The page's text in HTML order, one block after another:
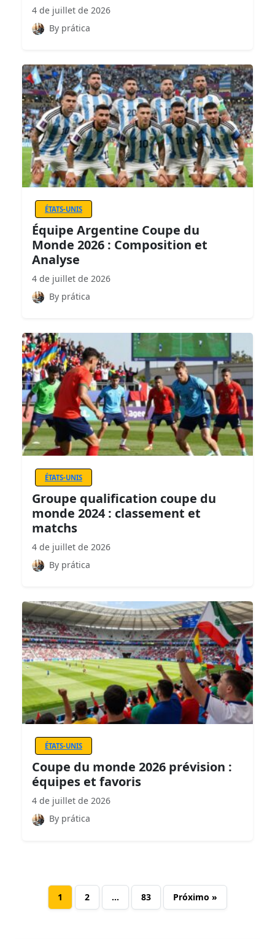
4 de juillet de 2026
By prática
ÉTATS-UNIS
Équipe Argentine Coupe du
Monde 2026 : Composition et
Analyse
4 de juillet de 2026
By prática
ÉTATS-UNIS
Groupe qualification coupe du
monde 2024 : classement et
matchs
4 de juillet de 2026
By prática
ÉTATS-UNIS
Coupe du monde 2026 prévision :
équipes et favoris
4 de juillet de 2026
By prática
1 2 … 83 Próximo »